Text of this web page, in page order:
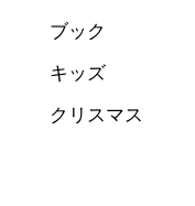
ブック
キッズ
クリスマス